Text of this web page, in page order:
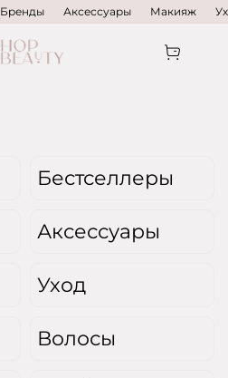
Бренды Аксессуары Макияж
Бестселлеры
Аксессуары
Уход
Волосы